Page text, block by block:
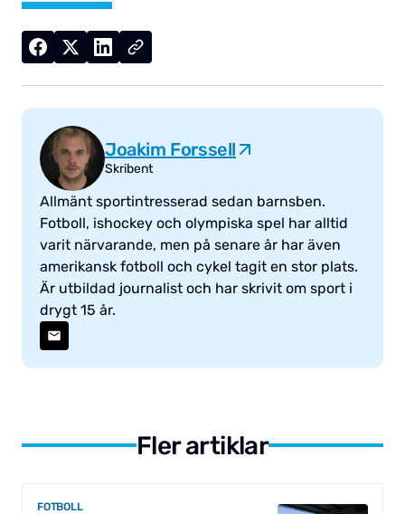
Joakim Forssell
Skribent
Allmänt sportintresserad sedan barnsben.
Fotboll, ishockey och olympiska spel har alltid
varit närvarande, men på senare år har även
amerikansk fotboll och cykel tagit en stor plats.
Är utbildad journalist och har skrivit om sport i
drygt 15 år.
Fler artiklar
FOTBOLL